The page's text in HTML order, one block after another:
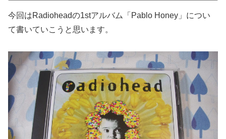
今回はRadioheadの1stアルバム「Pablo Honey」につい
て書いていこうと思います。